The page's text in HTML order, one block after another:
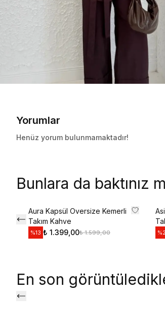
Yorumlar
Henüz yorum bulunmamaktadır!
Bunlara da baktınız
Aura Kapsül Oversize Kemerli
Takım Kahve
%13 ₺ 1.399,00₺ 1.599,00 %
En son